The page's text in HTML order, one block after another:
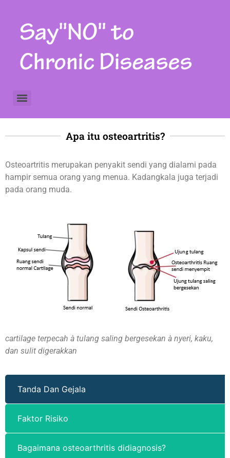
Apa itu osteoartritis?
Osteoartritis merupakan penyakit sendi yang dialami pada
hampir semua orang yang menua. Kadangkala juga terjadi
pada orang muda.
cartilage terpecah à tulang saling bergesekan à nyeri, kaku,
dan sulit digerakkan
Tanda Dan Gejala
Faktor Risiko
Bagaimana osteoarthritis didiagnosis?